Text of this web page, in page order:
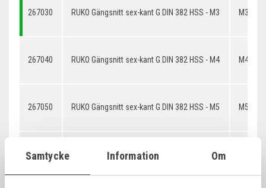
Samtycke Information Om
267030 RUKO Gängsnitt sex-kant G DIN 382 HSS - M3 M3 x
267040 RUKO Gängsnitt sex-kant G DIN 382 HSS - M4 M4 x
267050 RUKO Gängsnitt sex-kant G DIN 382 HSS - M5 M5 x
267060 RUKO Gängsnitt sex-kant G DIN 382 HSS - M6